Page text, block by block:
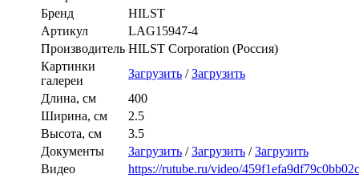
Бренд
HILST
Артикул
LAG15947-4
Производитель HILST Corporation (Россия)
Картинки
галереи
Загрузить /Загрузить
Длина, см
400
Ширина, см
2.5
Высота, см
3.5
Документы
Загрузить /Загрузить /Загрузить
Видео
https://rutube.ru/video/